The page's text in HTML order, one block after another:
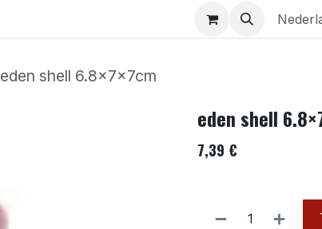
eden shell 6.8×7×7cm
eden shell
7,39 €